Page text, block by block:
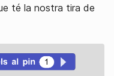
té la nostra tira de